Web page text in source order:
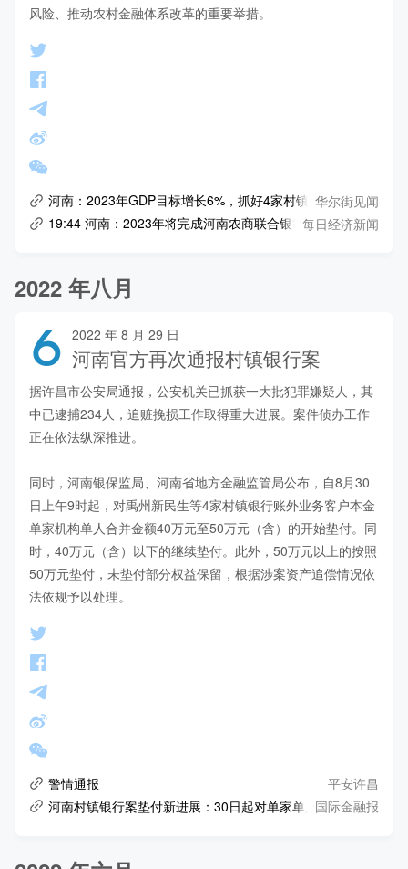
风险、推动农村金融体系改革的重要举措。
河南：2023年GDP目标增长6%，抓好4家村镇银行后续风险处
华尔街见闻
19:44 河南：2023年将完成河南农商联合银行组建每日经济新闻
2022 年八月
6 2022 年 8 月 29 日
河南官方再次通报村镇银行案
据许昌市公安局通报，公安机关已抓获一大批犯罪嫌疑人，其
中已逮捕234人，追赃挽损工作取得重大进展。案件侦办工作
正在依法纵深推进。
同时，河南银保监局、河南省地方金融监管局公布，自8月30
日上午9时起，对禹州新民生等4家村镇银行账外业务客户本金
单家机构单人合并金额40万元至50万元（含）的开始垫付。同
时，40万元（含）以下的继续垫付。此外，50万元以上的按照
50万元垫付，未垫付部分权益保留，根据涉案资产追偿情况依
法依规予以处理。
警情通报 平安许昌
河南村镇银行案垫付新进展：30日起对单家单人40万元至50万
国际金融报